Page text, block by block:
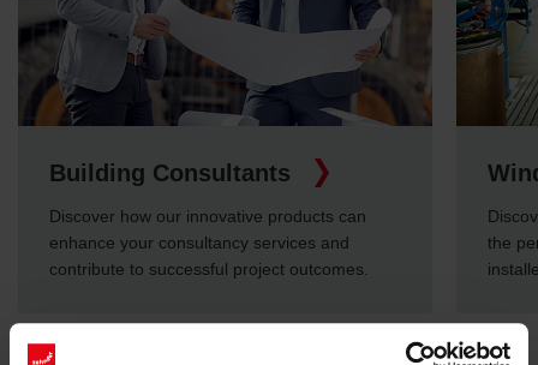
Building Consultants
Discover how our innovative products can
enhance your consultancy services and
contribute to successful project outcomes.
the